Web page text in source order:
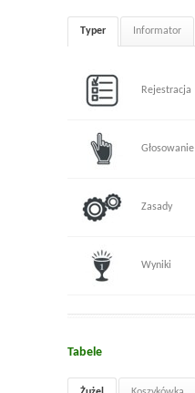
Typer Informator
Rejestracja
Głosowanie
Zasady
Wyniki
Tabele